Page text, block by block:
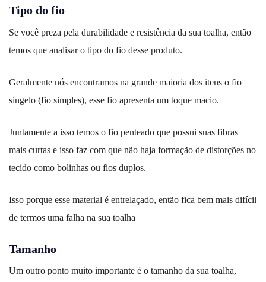
Tipo do fio
Se você preza pela durabilidade e resistência da sua toalha, então
temos que analisar o tipo do fio desse produto.
Geralmente nós encontramos na grande maioria dos itens o fio
singelo (fio simples), esse fio apresenta um toque macio.
Juntamente a isso temos o fio penteado que possui suas fibras
mais curtas e isso faz com que não haja formação de distorções no
tecido como bolinhas ou fios duplos.
Isso porque esse material é entrelaçado, então fica bem mais difícil
de termos uma falha na sua toalha
Tamanho
Um outro ponto muito importante é o tamanho da sua toalha,